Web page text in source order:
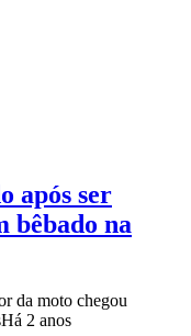
após ser
bêbado na
da moto chegou
Há 2 anos